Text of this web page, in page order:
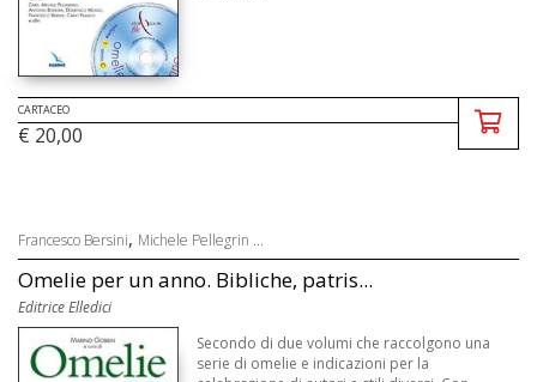
CARTACEO
€ 20,00
Francesco Bersini, Michele Pellegrin ...
Omelie per un anno. Bibliche, patris...
Editrice Elledici
Secondo di due volumi che raccolgono una
serie di omelie e indicazioni per la